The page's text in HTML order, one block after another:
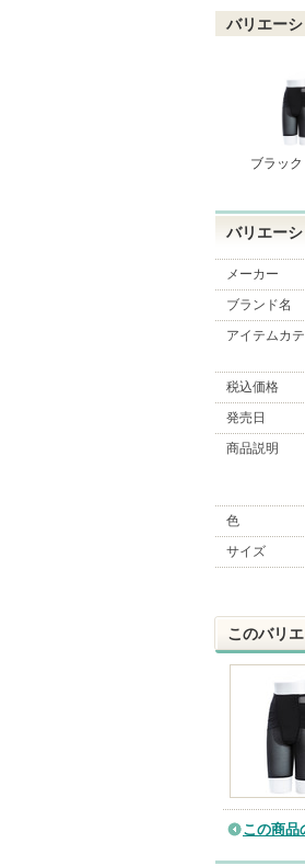
バリエー
ブラック
バリエー
メーカー
ブランド名
アイテムカ
税込価格
発売日
商品説明
色
サイズ
このバリ
この商品